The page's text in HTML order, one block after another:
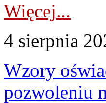
Więcej...
4 sierpnia
Wzory
pozwoleniu